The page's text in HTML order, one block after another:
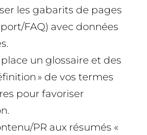
les gabarits de pages
FAQ) avec données
un glossaire et des
» de vos termes
pour favoriser
PR aux résumés «